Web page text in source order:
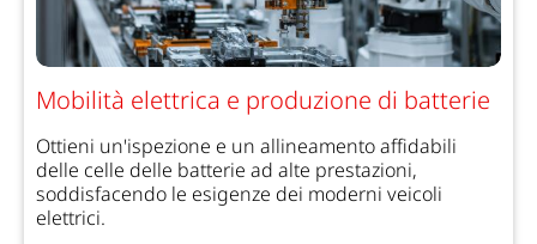
Mobilità elettrica e produzione di batterie
Ottieni un'ispezione e un allineamento affidabili
delle celle delle batterie ad alte prestazioni,
soddisfacendo le esigenze dei moderni veicoli
elettrici.